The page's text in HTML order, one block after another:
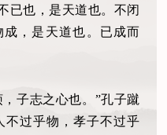
已也，是天道也。不闭
，是天道也。已成而
子志之心也。”孔子蹴
不过乎物，孝子不过乎